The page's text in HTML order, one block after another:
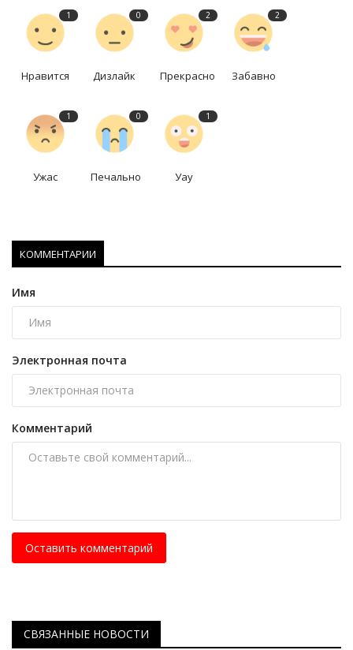
1
Нравится
0
Дизлайк
2
Прекрасно
2
Забавно
1
Ужас
0
Печально
1
Уау
КОММЕНТАРИИ
Имя
Электронная почта
Комментарий
Оставить комментарий
СВЯЗАННЫЕ НОВОСТИ